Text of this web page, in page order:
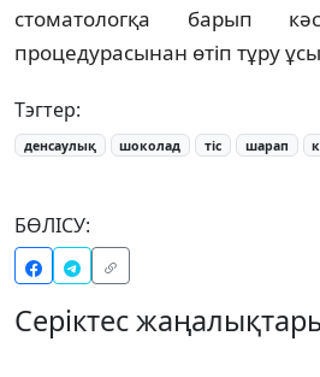
стоматологқа барып
процедурасынан өтіп тұру
Тэгтер:
денсаулық шоколад тіс шарап
БӨЛІСУ:
Серіктес